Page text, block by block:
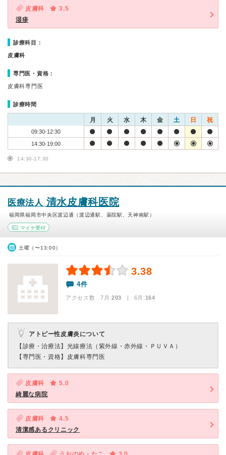
皮膚科
3.5
湿疹
診療科目：
皮膚科
専門医・資格：
皮膚科専門医
診療時間
月 火 水 木 金 土 日 祝
09:30-12:30
14:30-19:00
14:30-17:30
医療法人 清水皮膚科医院
福岡県福岡市中央区渡辺通（渡辺通駅、薬院駅、天神南駅）
マイナ受付
土曜（〜13:00）
3.38
4件
アクセス数 7月:203 | 6月:164
アトピー性皮膚炎について
【診療・治療法】 光線療法（紫外線・赤外線・ＰＵＶＡ）
【専門医・資格】 皮膚科専門医
皮膚科
5.0
綺麗な病院
皮膚科
4.5
清潔感あるクリニック